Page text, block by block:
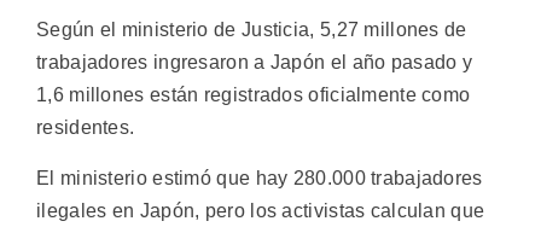
Según el ministerio de Justicia, 5,27 millones de
trabajadores ingresaron a Japón el año pasado y
1,6 millones están registrados oficialmente como
residentes.
El ministerio estimó que hay 280.000 trabajadores
ilegales en Japón, pero los activistas calculan que